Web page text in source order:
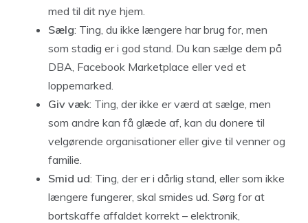
med til dit nye hjem.
Sælg: Ting, du ikke længere har brug for, men
som stadig er i god stand. Du kan sælge dem på
DBA, Facebook Marketplace eller ved et
loppemarked.
Giv væk: Ting, der ikke er værd at sælge, men
som andre kan få glæde af, kan du donere til
velgørende organisationer eller give til venner og
familie.
Smid ud: Ting, der er i dårlig stand, eller som ikke
længere fungerer, skal smides ud. Sørg for at
bortskaffe affaldet korrekt – elektronik,